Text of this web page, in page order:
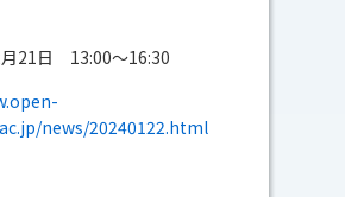
21日 13:00～16:30
news/20240122.html